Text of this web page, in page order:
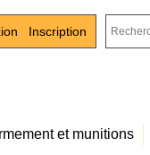
Inscription
et munitions